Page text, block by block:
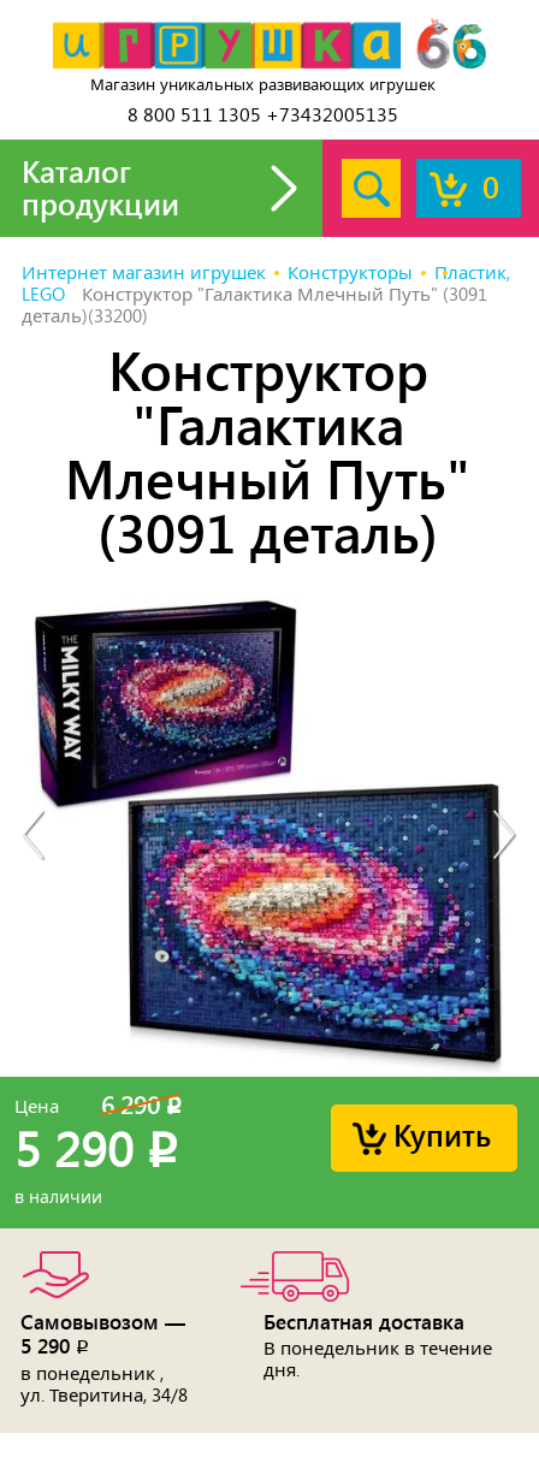
Магазин уникальных развивающих игрушек
8 800 511 1305 +73432005135
0
Каталог
продукции
Интернет магазин игрушек Конструкторы
Пластик,
LEGO
Конструктор "Галактика Млечный Путь" (3091
деталь)(33200)
Конструктор
"Галактика
Млечный Путь"
(3091 деталь)
Купить
6 290p
Цена
5 290 p
в наличии
Самовывозом —
5 290 p
в понедельник ,
ул. Тверитина, 34/8
Бесплатная доставка
В понедельник в течение
дня.